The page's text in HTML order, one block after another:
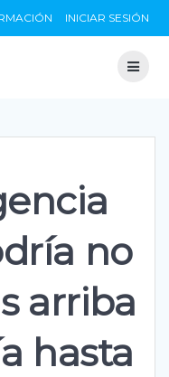
INICIAR SESIÓN
no
arriba
hasta